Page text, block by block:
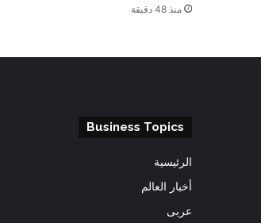
منذ 48 دقيقة
Business Topics
الرئيسية
أخبار العالم
عربى